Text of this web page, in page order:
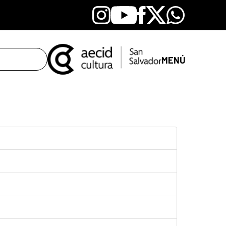
Instagram
YoutubeFacebook
X Whatsapp
MENÚ